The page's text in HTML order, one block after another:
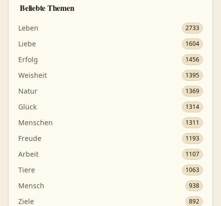
Beliebte Themen
Leben 2733
Liebe 1604
Erfolg 1456
Weisheit 1395
Natur 1369
Glück 1314
Menschen 1311
Freude 1193
Arbeit 1107
Tiere 1063
Mensch 938
Ziele 892